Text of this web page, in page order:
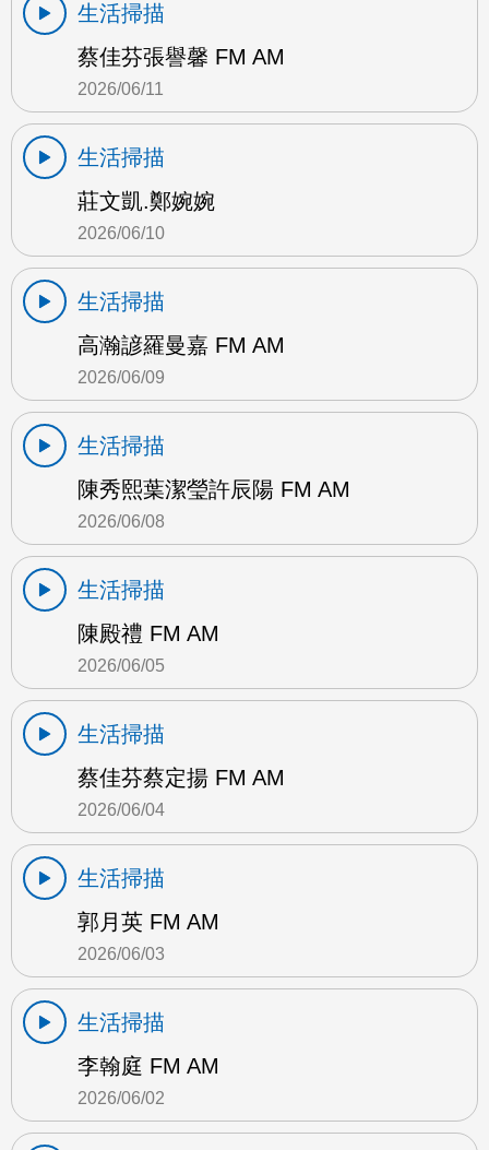
生活掃描
蔡佳芬張譽馨 FM AM
2026/06/11
生活掃描
莊文凱.鄭婉婉
2026/06/10
生活掃描
高瀚諺羅曼嘉 FM AM
2026/06/09
生活掃描
陳秀熙葉潔瑩許辰陽 FM AM
2026/06/08
生活掃描
陳殿禮 FM AM
2026/06/05
生活掃描
蔡佳芬蔡定揚 FM AM
2026/06/04
生活掃描
郭月英 FM AM
2026/06/03
生活掃描
李翰庭 FM AM
2026/06/02